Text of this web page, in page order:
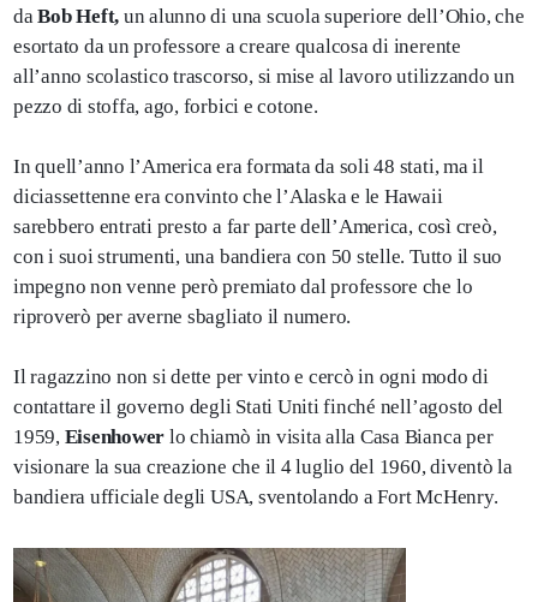
daBob Heft, un alunno di una scuola superiore dell’Ohio, che
esortato da un professore a creare qualcosa di inerente
all’anno scolastico trascorso, si mise al lavoro utilizzando un
pezzo di stoffa, ago, forbici e cotone.
In quell’anno l’America era formata da soli 48 stati, ma il
diciassettenne era convinto che l’Alaska e le Hawaii
sarebbero entrati presto a far parte dell’America, così creò,
con i suoi strumenti, una bandiera con 50 stelle. Tutto il suo
impegno non venne però premiato dal professore che lo
riproverò per averne sbagliato il numero.
Il ragazzino non si dette per vinto e cercò in ogni modo di
contattare il governo degli Stati Uniti finché nell’agosto del
1959, Eisenhower lo chiamò in visita alla Casa Bianca per
visionare la sua creazione che il 4 luglio del 1960, diventò la
bandiera ufficiale degli USA, sventolando a Fort McHenry.